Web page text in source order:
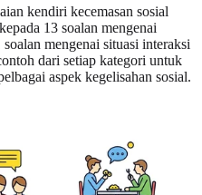
kendiri kecemasan sosial
13 soalan mengenai
mengenai situasi interaksi
dari setiap kategori untuk
aspek kegelisahan sosial.